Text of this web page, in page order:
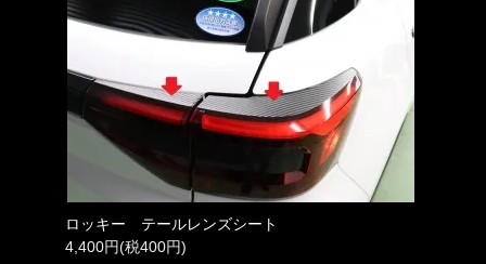
ロッキー テールレンズシート
4,400円(税400円)